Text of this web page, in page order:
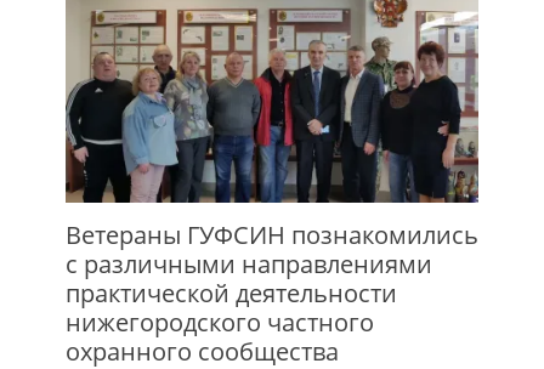
Ветераны ГУФСИН познакомились
с различными направлениями
практической деятельности
нижегородского частного
охранного сообщества